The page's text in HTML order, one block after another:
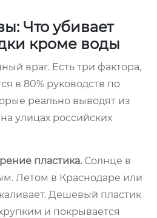
Что убивает
кроме воды
враг. Есть три фактора,
в 80% руководств по
реально выводят из
улицах российских
пластика. Солнце в
Летом в Краснодаре или
Дешевый пластик
и покрывается